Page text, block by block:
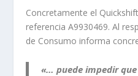
Concretamente el
referencia A9930469. Al
de Consumo informa
«… puede impedir